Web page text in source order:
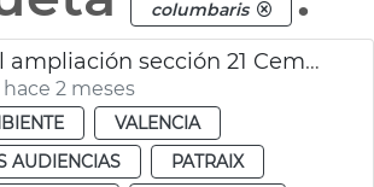
columbaris
Recta final ampliación sección 21 Cementerio General València
2 meses
VALENCIA
AUDIENCIAS
PATRAIX